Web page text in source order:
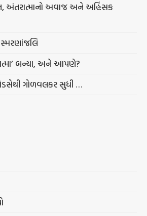
અંતરાત્માનો અવાજ અને અહિંસક
સ્મરણાંજલિ
બન્યા, અને આપણે?
ગોળવલકર સુધી …